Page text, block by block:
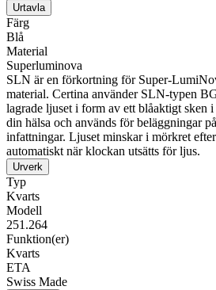
Urtavla
Färg
Blå
Material
Superluminova
SLN är en förkortning för Super-
material. Certina använder SLN-typen
lagrade ljuset i form av ett blåaktigt sken
din hälsa och används för beläggningar
infattningar. Ljuset minskar i mörkret
automatiskt när klockan utsätts för ljus.
Urverk
Typ
Kvarts
Modell
251.264
Funktion(er)
Kvarts
ETA
Swiss Made